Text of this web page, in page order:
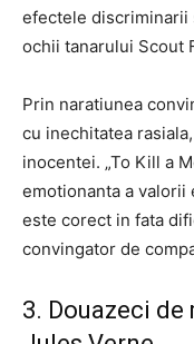
efectele discriminarii
ochii tanarului Scout
Prin naratiunea
cu inechitatea
inocentei. „To Kill a
emotionanta a valorii
este corect in fata
convingator de
3. Douazeci de